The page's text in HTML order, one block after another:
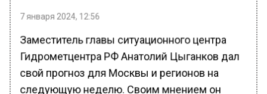
7 января 2024, 12:56
Заместитель главы ситуационного центра
Гидрометцентра РФ Анатолий Цыганков дал
свой прогноз для Москвы и регионов на
следующую неделю. Своим мнением он